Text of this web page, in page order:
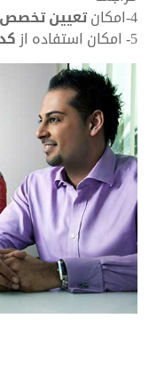
4-امکان تعیین تخصص
5- امکان استفاده از